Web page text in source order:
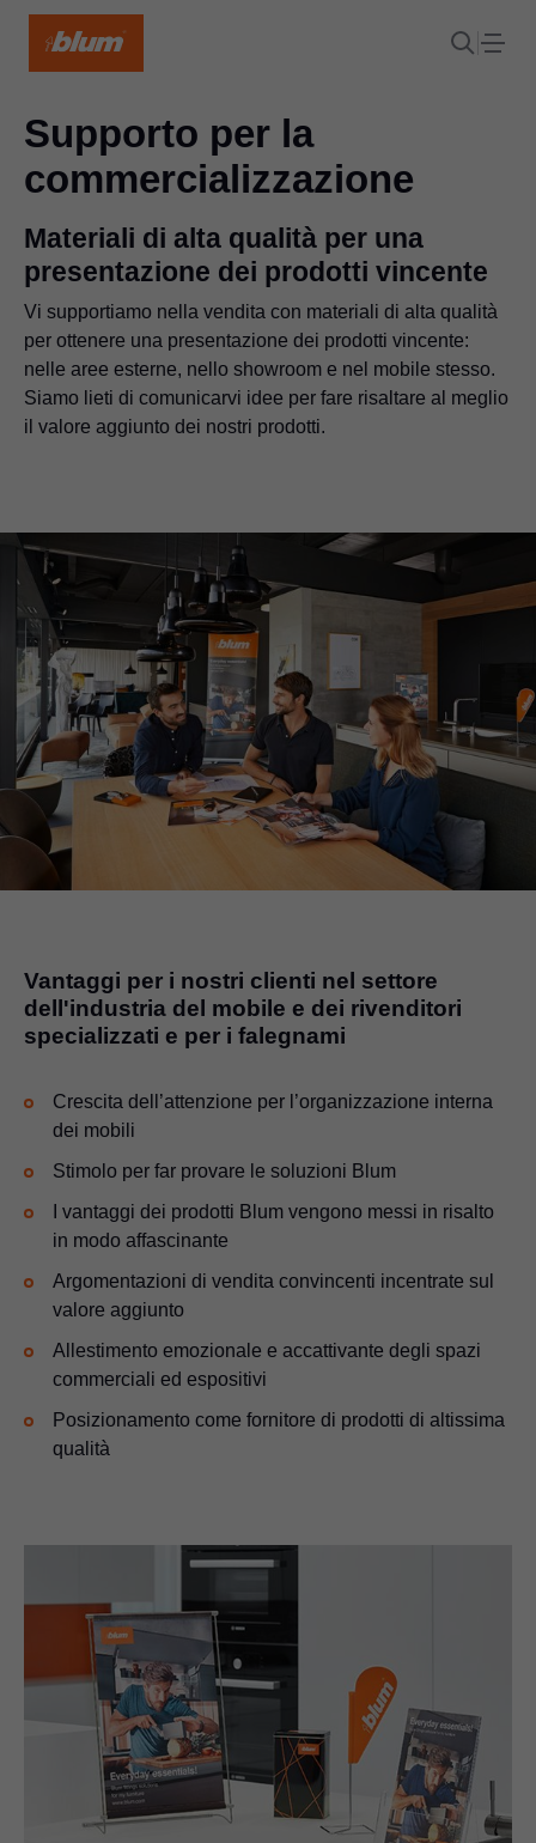
Supporto per la
commercializzazione
Materiali di alta qualità per una
presentazione dei prodotti vincente
Vi supportiamo nella vendita con materiali di alta qualità
per ottenere una presentazione dei prodotti vincente:
nelle aree esterne, nello showroom e nel mobile stesso.
Siamo lieti di comunicarvi idee per fare risaltare al meglio
il valore aggiunto dei nostri prodotti.
Vantaggi per i nostri clienti nel settore
dell'industria del mobile e dei rivenditori
specializzati e per i falegnami
Crescita dell’attenzione per l’organizzazione interna
dei mobili
Stimolo per far provare le soluzioni Blum
I vantaggi dei prodotti Blum vengono messi in risalto
in modo affascinante
Argomentazioni di vendita convincenti incentrate sul
valore aggiunto
Allestimento emozionale e accattivante degli spazi
commerciali ed espositivi
Posizionamento come fornitore di prodotti di altissima
qualità